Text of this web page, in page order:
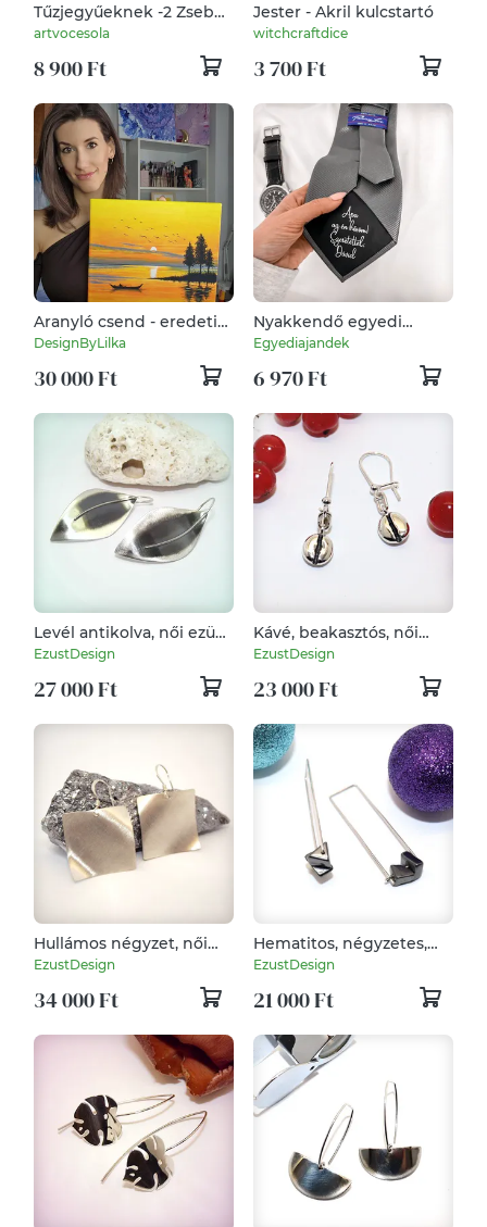
Tűzjegyűeknek -2 Zsebes
Táska
artvocesola
8 900 Ft
Jester - Akril kulcstartó
witchcraftdice
3 700 Ft
Aranyló csend - eredeti
akrilfestmény vásznon
DesignByLilka
30 000 Ft
Nyakkendő egyedi
felirattal
Egyediajandek
6 970 Ft
Levél antikolva, női ezüst
fülbevaló pár (EF.008)
EzustDesign
27 000 Ft
Kávé, beakasztós, női
ezüst fülbevaló pár
EzustDesign
23 000 Ft
Hullámos négyzet, női
ezüst fülbevaló pár
EzustDesign
34 000 Ft
Hematitos, négyzetes,
női ezüst fülbevaló pár
EzustDesign
21 000 Ft